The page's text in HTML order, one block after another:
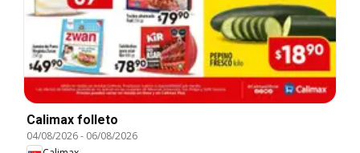
Calimax folleto
04/08/2026- 06/08/2026